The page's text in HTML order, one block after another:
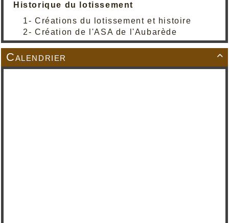
Historique du lotissement
1- Créations du lotissement et histoire
2- Création de l'ASA de l'Aubarède

Calendrier